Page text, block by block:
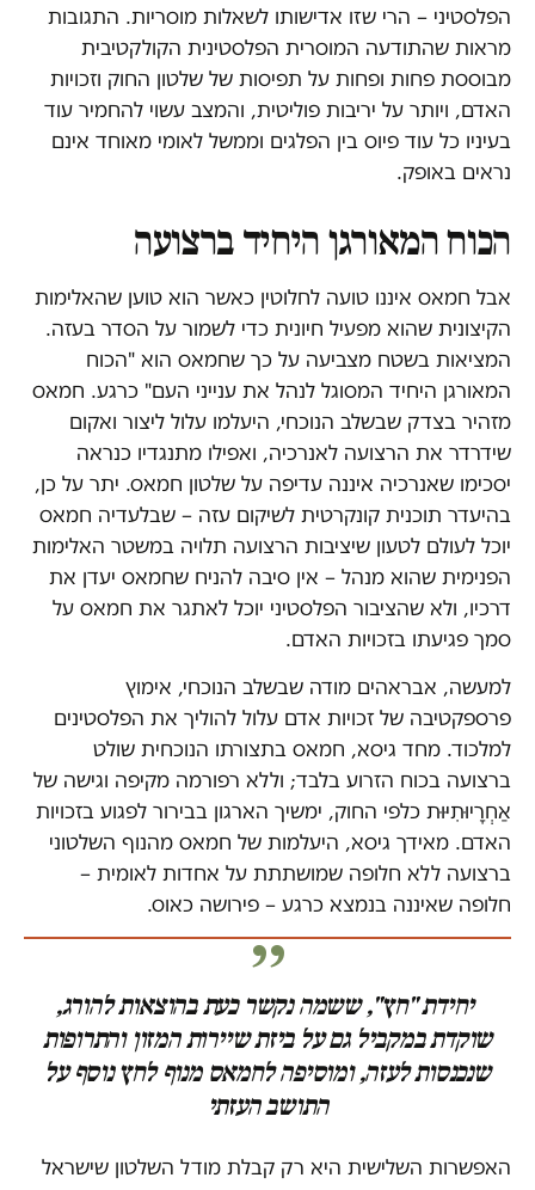
הפלסטיני – הרי שזו אדישותו לשאלות מוסריות. התגובות
מראות שהתודעה המוסרית הפלסטינית הקולקטיבית
מבוססת פחות ופחות על תפיסות של שלטון החוק וזכויות
האדם, ויותר על יריבות פוליטית, והמצב עשוי להחמיר עוד
בעיניו כל עוד פיוס בין הפלגים וממשל לאומי מאוחד אינם
נראים באופק.
הכוח המאורגן היחיד ברצועה
אבל חמאס איננו טועה לחלוטין כאשר הוא טוען שהאלימות
הקיצונית שהוא מפעיל חיונית כדי לשמור על הסדר בעזה.
המציאות בשטח מצביעה על כך שחמאס הוא "הכוח
המאורגן היחיד המסוגל לנהל את ענייני העם" כרגע. חמאס
מזהיר בצדק שבשלב הנוכחי, היעלמו עלול ליצור ואקום
שידרדר את הרצועה לאנרכיה, ואפילו מתנגדיו כנראה
יסכימו שאנרכיה איננה עדיפה על שלטון חמאס. יתר על כן,
בהיעדר תוכנית קונקרטית לשיקום עזה – שבלעדיה חמאס
יוכל לעולם לטעון שיציבות הרצועה תלויה במשטר האלימות
הפנימית שהוא מנהל – אין סיבה להניח שחמאס יעדן את
דרכיו, ולא שהציבור הפלסטיני יוכל לאתגר את חמאס על
סמך פגיעתו בזכויות האדם.
למעשה, אבראהים מודה שבשלב הנוכחי, אימוץ
פרספקטיבה של זכויות אדם עלול להוליך את הפלסטינים
למלכוד. מחד גיסא, חמאס בתצורתו הנוכחית שולט
ברצועה בכוח הזרוע בלבד; וללא רפורמה מקיפה וגישה של
אַחְרָיוּתִיּוּת כלפי החוק, ימשיך הארגון בבירור לפגוע בזכויות
האדם. מאידך גיסא, היעלמות של חמאס מהנוף השלטוני
ברצועה ללא חלופה שמושתתת על אחדות לאומית –
חלופה שאיננה בנמצא כרגע – פירושה כאוס.
יחידת "חץ", ששמה נקשר כעת בהוצאות להורג,
שוקדת במקביל גם על ביזת שיירות המזון והתרופות
שנכנסות לעזה, ומוסיפה לחמאס מנוף לחץ נוסף על
התושב העזתי
האפשרות השלישית היא רק קבלת מודל השלטון שישראל